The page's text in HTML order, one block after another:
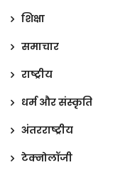
शिक्षा
समाचार
राष्ट्रीय
धर्म और संस्कृति
अंतरराष्ट्रीय
टेक्नोलॉजी